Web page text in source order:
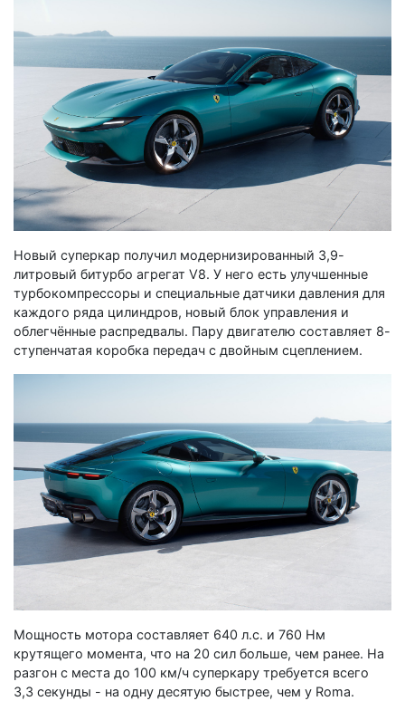
Новый суперкар получил модернизированный 3,9-
литровый битурбо агрегат V8. У него есть улучшенные
турбокомпрессоры и специальные датчики давления для
каждого ряда цилиндров, новый блок управления и
облегчённые распредвалы. Пару двигателю составляет 8-
ступенчатая коробка передач с двойным сцеплением.
Мощность мотора составляет 640 л.с. и 760 Нм
крутящего момента, что на 20 сил больше, чем ранее. На
разгон с места до 100 км/ч суперкару требуется всего
3,3 секунды - на одну десятую быстрее, чем у Roma.